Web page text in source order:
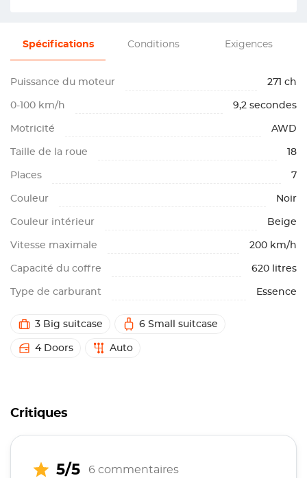
Spécifications Conditions Exigences
Puissance du moteur 271 ch
0-100 km/h 9,2 secondes
Motricité AWD
Taille de la roue 18
Places 7
Couleur Noir
Couleur intérieur Beige
Vitesse maximale 200 km/h
Capacité du coffre 620 litres
Type de carburant Essence
3 Big suitcase 6 Small suitcase
4 Doors Auto
Critiques
5/5 6 commentaires